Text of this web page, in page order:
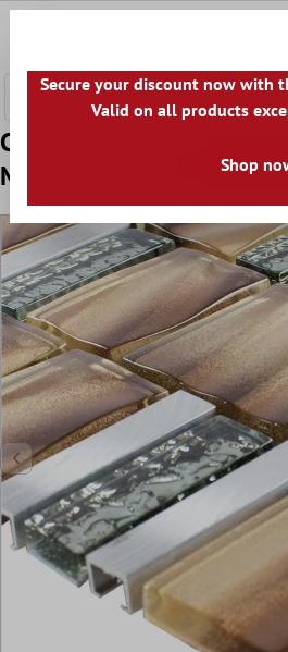
Campione Vetro Metallo
Marrone Argento
Secure your discount now with
Valid on all products
Shop